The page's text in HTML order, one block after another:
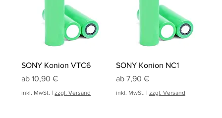
SONY Konion VTC6
ab10,90 €
Sale-Preis
inkl. MwSt. |zzgl. Versand
SONY Konion NC1
ab 7,90 €
Sale-Preis
inkl. MwSt. | zzgl. Versand